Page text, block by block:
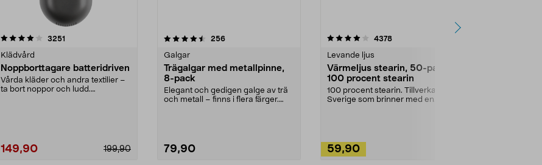
3251
Klädvård
Noppborttagare batteridriven
Vårda kläder och andra textilier –
ta bort noppor och ludd.
199,90
149,90
4.5av 5 stjärnor 256recensioner
Galgar
Trägalgar med metallpinne,
8-pack
Elegant och gedigen galge av trä
och metall – finns i flera färger.
79,90
4.0av 5 stjärnor 4378recensioner
Levande ljus
Värmeljus stearin, 50-pack,
100 procent stearin
100 procent stearin. Tillverkade i
Sverige som brinner med en
59,90
4.5av 5 stjärnor